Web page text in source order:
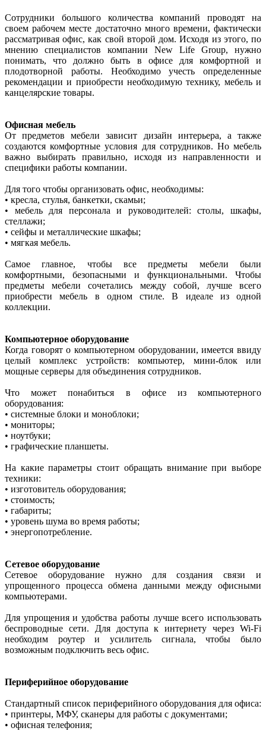
Сотрудники большого количества компаний проводят на
своем рабочем месте достаточно много времени, фактически
рассматривая офис, как свой второй дом. Исходя из этого, по
мнению специалистов компании New Life Group, нужно
понимать, что должно быть в офисе для комфортной и
плодотворной работы. Необходимо учесть определенные
рекомендации и приобрести необходимую технику, мебель и
канцелярские товары.
Офисная мебель
От предметов мебели зависит дизайн интерьера, а также
создаются комфортные условия для сотрудников. Но мебель
важно выбирать правильно, исходя из направленности и
специфики работы компании.
Для того чтобы организовать офис, необходимы:
• кресла, стулья, банкетки, скамьи;
• мебель для персонала и руководителей: столы, шкафы,
стеллажи;
• сейфы и металлические шкафы;
• мягкая мебель.
Самое главное, чтобы все предметы мебели были
комфортными, безопасными и функциональными. Чтобы
предметы мебели сочетались между собой, лучше всего
приобрести мебель в одном стиле. В идеале из одной
коллекции.
Компьютерное оборудование
Когда говорят о компьютерном оборудовании, имеется ввиду
целый комплекс устройств: компьютер, мини-блок или
мощные серверы для объединения сотрудников.
Что может понабиться в офисе из компьютерного
оборудования:
• системные блоки и моноблоки;
• мониторы;
• ноутбуки;
• графические планшеты.
На какие параметры стоит обращать внимание при выборе
техники:
• изготовитель оборудования;
• стоимость;
• габариты;
• уровень шума во время работы;
• энергопотребление.
Сетевое оборудование
Сетевое оборудование нужно для создания связи и
упрощенного процесса обмена данными между офисными
компьютерами.
Для упрощения и удобства работы лучше всего использовать
беспроводные сети. Для доступа к интернету через Wi-Fi
необходим роутер и усилитель сигнала, чтобы было
возможным подключить весь офис.
Периферийное оборудование
Стандартный список периферийного оборудования для офиса:
• принтеры, МФУ, сканеры для работы с документами;
• офисная телефония;